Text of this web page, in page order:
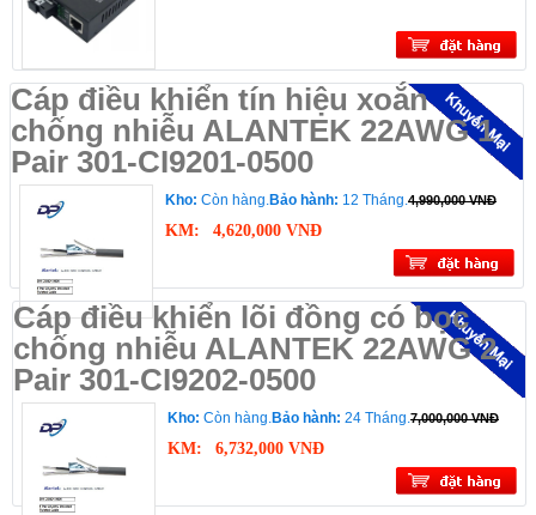
Cáp điều khiển tín hiệu xoắn
chống nhiễu ALANTEK 22AWG 1
Pair 301-CI9201-0500
Kho: Còn hàng.Bảo hành: 12 Tháng.4,990,000 VNĐ
KM: 4,620,000 VNĐ
Cáp điều khiển lõi đồng có bọc
chống nhiễu ALANTEK 22AWG 2
Pair 301-CI9202-0500
Kho: Còn hàng.Bảo hành: 24 Tháng.7,000,000 VNĐ
KM: 6,732,000 VNĐ